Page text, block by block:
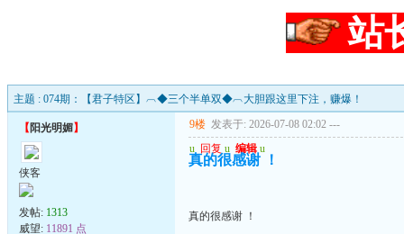
站
主题 : 074期：【君子特区】︹◆三个半单双◆︹大胆跟这里下注，赚爆！
【 阳光明媚】
侠客
发帖: 1313
威望: 11891 点
9楼 发表于: 2026-07-08 02:02 ---
u 回复 u 编辑 u
真的很感谢 ！
真的很感谢 ！